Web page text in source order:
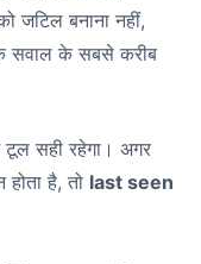
जटिल बनाना नहीं,
सवाल के सबसे करीब
सही रहेगा। अगर
है, तो last seen